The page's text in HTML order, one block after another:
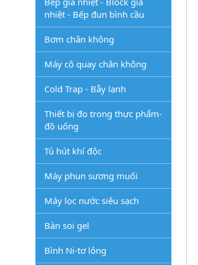
nhiệt - Bếp đun bình cầu
Bơm chân không
Máy cô quay chân không
Cold Trap - Bẫy lạnh
Thiết bị đo trong thực phẩm-
đồ uống
Tủ hút khí độc
Máy phun sương muối
Máy lọc nước siêu sạch
Bàn soi gel
Bình Ni-tơ lỏng